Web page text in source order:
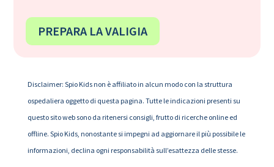
PREPARA LA VALIGIA
Disclaimer: Spio Kids non è affiliato in alcun modo con la struttura
ospedaliera oggetto di questa pagina. Tutte le indicazioni presenti su
questo sito web sono da ritenersi consigli, frutto di ricerche online ed
offline. Spio Kids, nonostante si impegni ad aggiornare il più possibile le
informazioni, declina ogni responsabilità sull’esattezza delle stesse.